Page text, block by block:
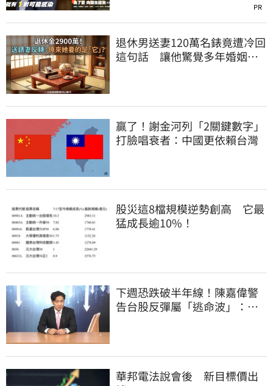
PR
退休男送妻120萬名錶竟遭冷回
這句話 讓他驚覺多年婚姻全
贏了！謝金河列「2關鍵數字」
打臉唱衰者：中國更依賴台灣
股災這8檔規模逆勢創高 它最
猛成長逾10%！
下週恐跌破半年線！陳嘉偉警
告台股反彈屬「逃命波」：空
華邦電法說會後 新目標價出